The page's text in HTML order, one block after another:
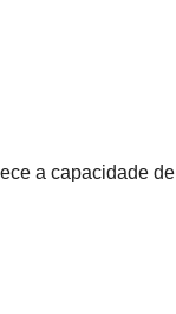
a capacidade de